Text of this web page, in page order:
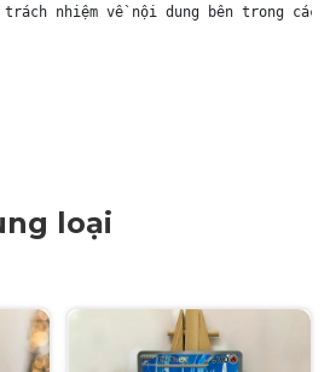
trách nhiệm về nội dung bên trong
loại